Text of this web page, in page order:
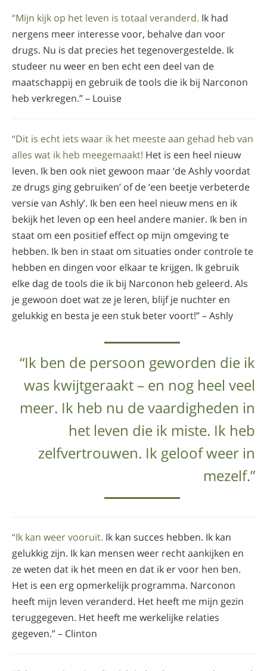
“Mijn kijk op het leven is totaal veranderd. Ik had
nergens meer interesse voor, behalve dan voor
drugs. Nu is dat precies het tegenovergestelde. Ik
studeer nu weer en ben echt een deel van de
maatschappij en gebruik de tools die ik bij Narconon
heb verkregen.” – Louise
“Dit is echt iets waar ik het meeste aan gehad heb van
alles wat ik heb meegemaakt! Het is een heel nieuw
leven. Ik ben ook niet gewoon maar ‘de Ashly voordat
ze drugs ging gebruiken’ of de ‘een beetje verbeterde
versie van Ashly’. Ik ben een heel nieuw mens en ik
bekijk het leven op een heel andere manier. Ik ben in
staat om een positief effect op mijn omgeving te
hebben. Ik ben in staat om situaties onder controle te
hebben en dingen voor elkaar te krijgen. Ik gebruik
elke dag de tools die ik bij Narconon heb geleerd. Als
je gewoon doet wat ze je leren, blijf je nuchter en
gelukkig en besta je een stuk beter voort!” – Ashly
“Ik ben de persoon geworden die ik
was kwijtgeraakt – en nog heel veel
meer. Ik heb nu de vaardigheden in
het leven die ik miste. Ik heb
zelfvertrouwen. Ik geloof weer in
mezelf.”
“Ik kan weer vooruit. Ik kan succes hebben. Ik kan
gelukkig zijn. Ik kan mensen weer recht aankijken en
ze weten dat ik het meen en dat ik er voor hen ben.
Het is een erg opmerkelijk programma. Narconon
heeft mijn leven veranderd. Het heeft me mijn gezin
teruggegeven. Het heeft me werkelijke relaties
gegeven.” – Clinton